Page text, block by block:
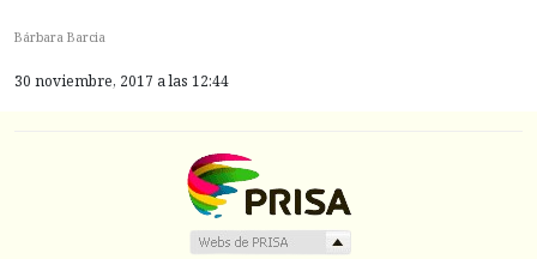
Bárbara Barcia
30 noviembre, 2017 a las 12:44